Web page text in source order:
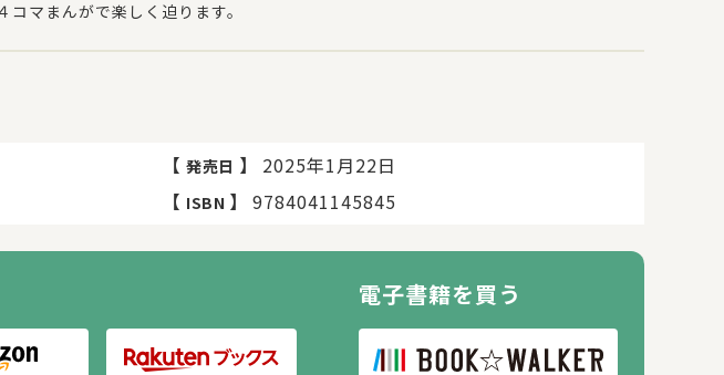
マまんがで楽しく迫ります。
【 発売日 】
2025年1月22日
【 ISBN 】 9784041145845
電子書籍を買う